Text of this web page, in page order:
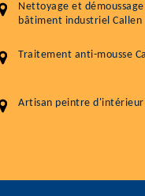
Nettoyage et
bâtiment industriel Callen
Traitement anti-mousse
Artisan peintre d'intérieur